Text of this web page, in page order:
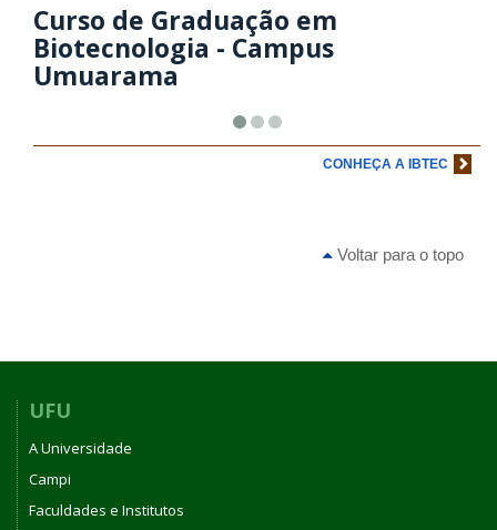
Curso de Graduação em
Biotecnologia - Campus
Umuarama
CONHEÇA A IBTEC
Voltar para o topo
UFU
A Universidade
Campi
Faculdades e Institutos